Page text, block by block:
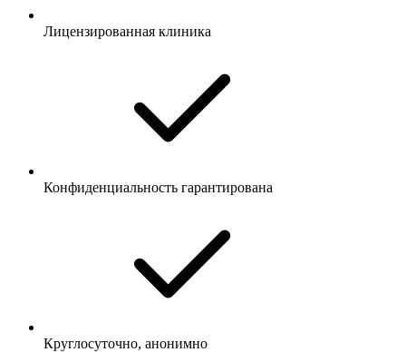
Лицензированная клиника
Конфиденциальность гарантирована
Круглосуточно, анонимно